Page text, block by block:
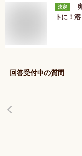
決定
トに！
回答受付中の質問